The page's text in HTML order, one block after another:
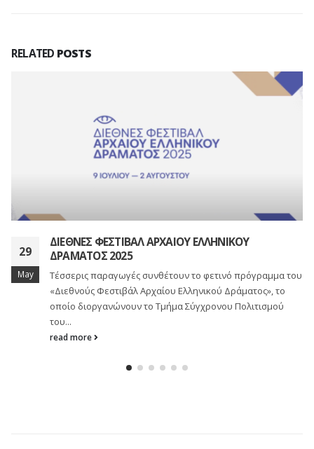
RELATED POSTS
29
May
ΔΙΕΘΝΕΣ ΦΕΣΤΙΒΑΛ ΑΡΧΑΙΟΥ ΕΛΛΗΝΙΚΟΥ
ΔΡΑΜΑΤΟΣ 2025
Τέσσερις παραγωγές συνθέτουν το φετινό πρόγραμμα του
«Διεθνούς Φεστιβάλ Αρχαίου Ελληνικού Δράματος», το
οποίο διοργανώνουν το Τμήμα Σύγχρονου Πολιτισμού
του...
read more